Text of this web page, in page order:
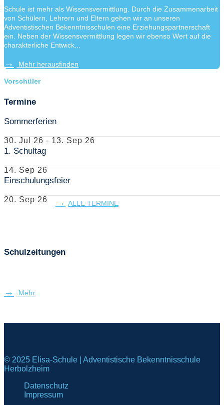
Schule ist mehr als Wissensvermittlung. Durch die Zusammenarbeit
von Schülern, Lehrern und Eltern gehen wir an unseren
Adventistischen Bekenntnisschulen eine Erziehungspartnerschaft
ein. Neben der Wissensvermittlung legen wir ebenso Wert auf die
charakterliche Entwick...
Mehr herausfinden
Vorschüler
Termine
Sommerferien
30. Jul 26 - 13. Sep 26
1. Schultag
14. Sep 26
Einschulungsfeier
20. Sep 26 ALLE TERMINE
Schulzeitungen
Mehr
© 2025 Elisa-Schule | Adventistische Bekenntnisschule
Herbolzheim
Datenschutz
Impressum